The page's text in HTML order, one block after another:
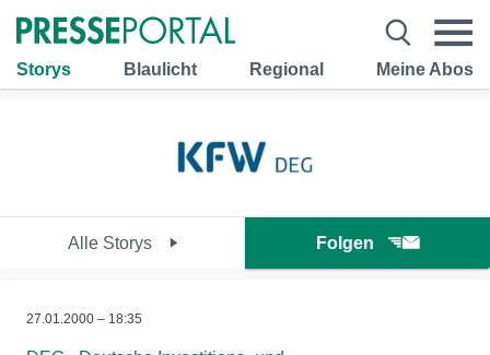
Storys Blaulicht Regional Meine Abos
Alle Storys Folgen
27.01.2000 – 18:35